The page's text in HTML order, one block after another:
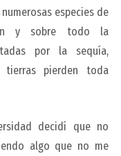
especies de
y sobre todo la
por la sequía,
pierden toda
decidí que no
algo que no me